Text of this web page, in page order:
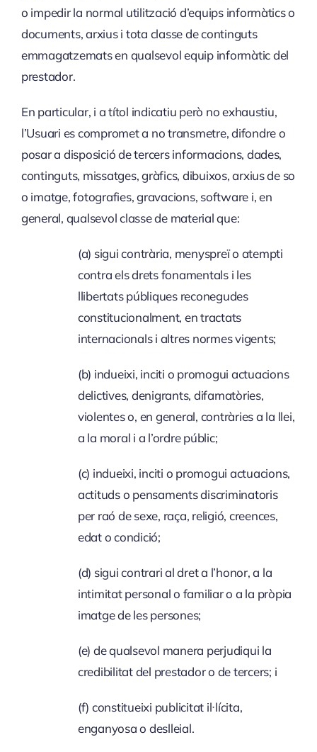
o impedir la normal utilització d’equips informàtics o
documents, arxius i tota classe de continguts
emmagatzemats en qualsevol equip informàtic del
prestador.
En particular, i a títol indicatiu però no exhaustiu,
l’Usuari es compromet a no transmetre, difondre o
posar a disposició de tercers informacions, dades,
continguts, missatges, gràfics, dibuixos, arxius de so
o imatge, fotografies, gravacions, software i, en
general, qualsevol classe de material que:
(a) sigui contrària, menyspreï o atempti
contra els drets fonamentals i les
llibertats públiques reconegudes
constitucionalment, en tractats
internacionals i altres normes vigents;
(b) indueixi, inciti o promogui actuacions
delictives, denigrants, difamatòries,
violentes o, en general, contràries a la llei,
a la moral i a l’ordre públic;
(c) indueixi, inciti o promogui actuacions,
actituds o pensaments discriminatoris
per raó de sexe, raça, religió, creences,
edat o condició;
(d) sigui contrari al dret a l’honor, a la
intimitat personal o familiar o a la pròpia
imatge de les persones;
(e) de qualsevol manera perjudiqui la
credibilitat del prestador o de tercers; i
(f) constitueixi publicitat il·lícita,
enganyosa o deslleial.